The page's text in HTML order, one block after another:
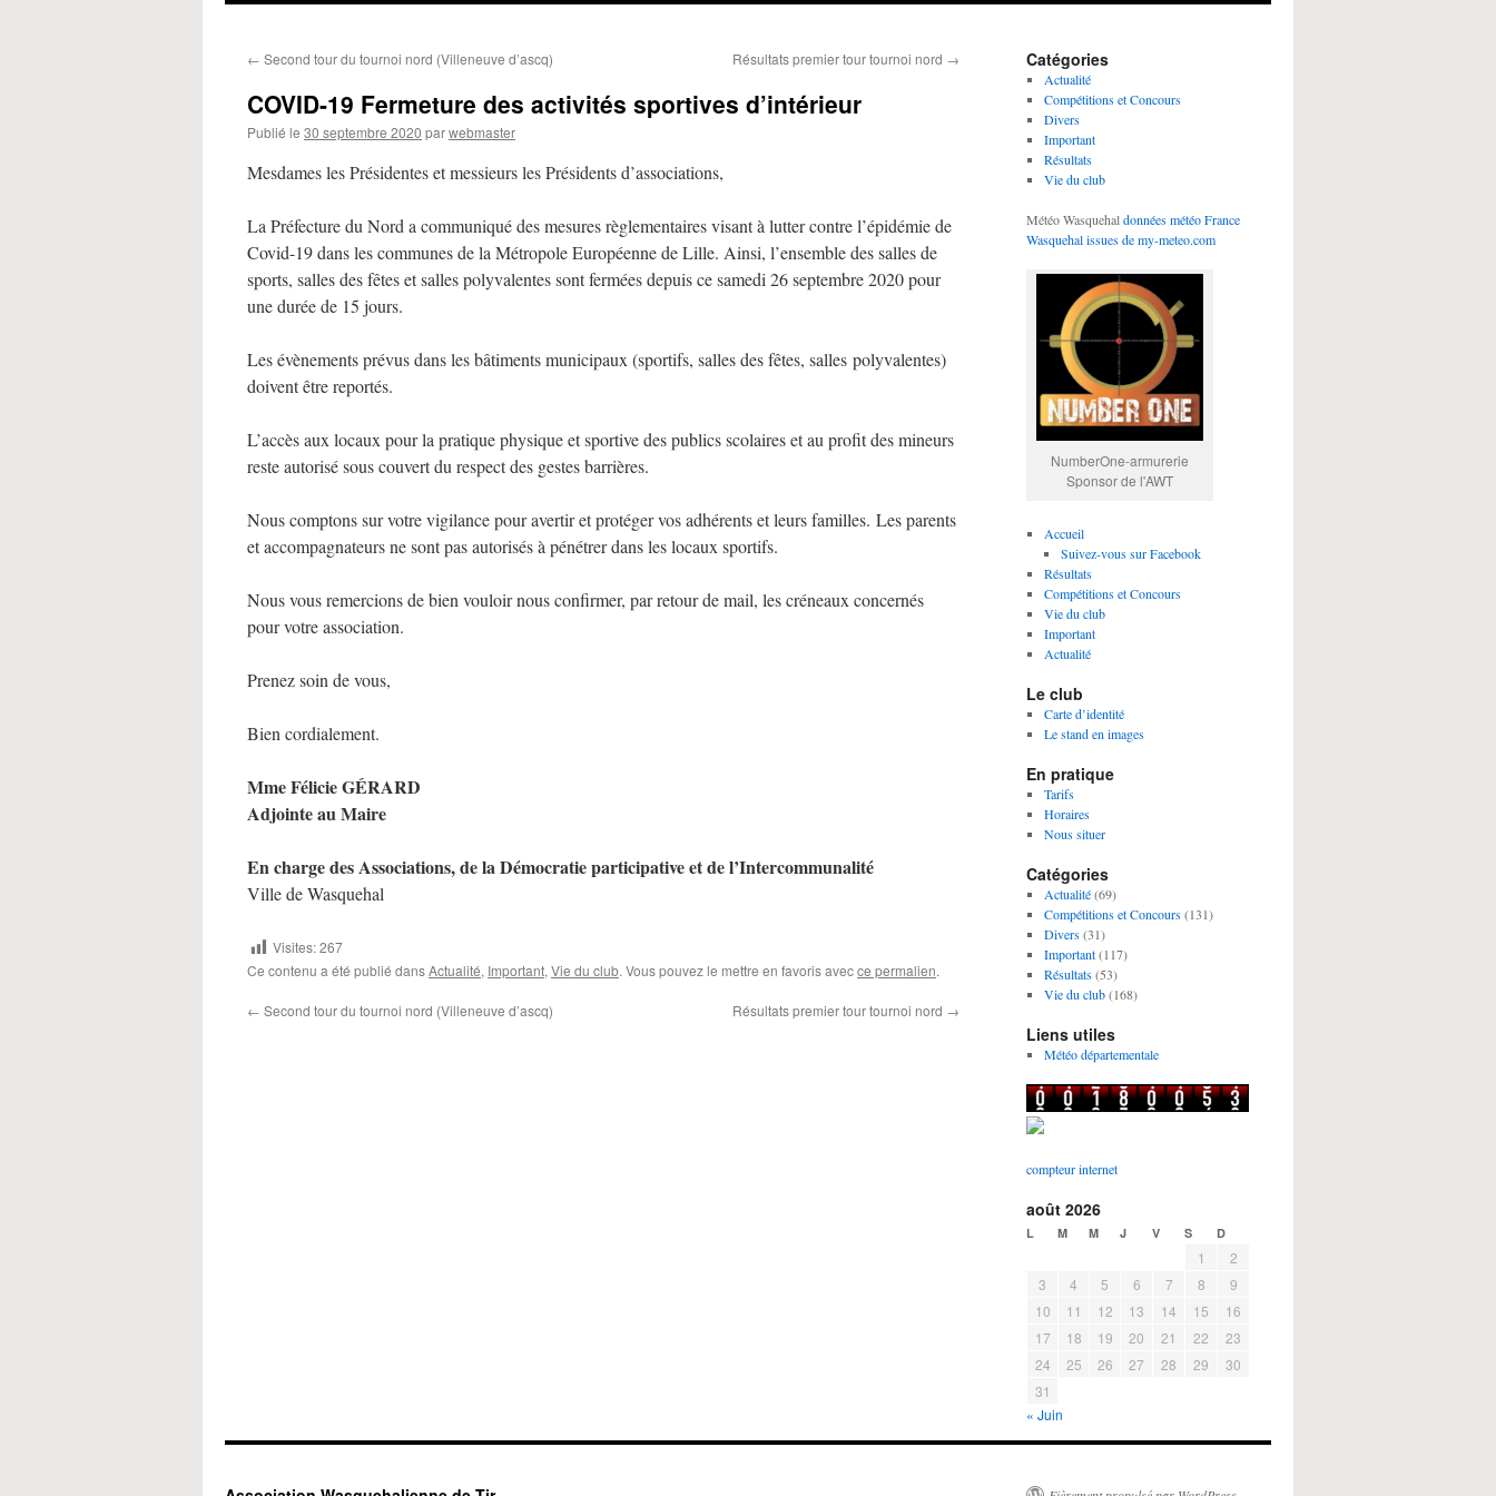
← Second tour du tournoi nord (Villeneuve d’ascq) Résultats premier tour tournoi nord →
COVID-19 Fermeture des activités sportives d’intérieur
Publié le 30 septembre 2020 parwebmaster
Mesdames les Présidentes et messieurs les Présidents d’associations,
La Préfecture du Nord a communiqué des mesures règlementaires visant à lutter contre l’épidémie de
Covid-19 dans les communes de la Métropole Européenne de Lille. Ainsi, l’ensemble des salles de
sports, salles des fêtes et salles polyvalentes sont fermées depuis ce samedi 26 septembre 2020 pour
une durée de 15 jours.
Les évènements prévus dans les bâtiments municipaux (sportifs, salles des fêtes, salles polyvalentes)
doivent être reportés.
L’accès aux locaux pour la pratique physique et sportive des publics scolaires et au profit des mineurs
reste autorisé sous couvert du respect des gestes barrières.
Nous comptons sur votre vigilance pour avertir et protéger vos adhérents et leurs familles. Les parents
et accompagnateurs ne sont pas autorisés à pénétrer dans les locaux sportifs.
Nous vous remercions de bien vouloir nous confirmer, par retour de mail, les créneaux concernés
pour votre association.
Prenez soin de vous,
Bien cordialement.
Mme Félicie GÉRARD
Adjointe au Maire
En charge des Associations, de la Démocratie participative et de l’Intercommunalité
Ville de Wasquehal
Visites:267
Ce contenu a été publié dansActualité, Important, Vie du club. Vous pouvez le mettre en favoris avecce permalien.
← Second tour du tournoi nord (Villeneuve d’ascq) Résultats premier tour tournoi nord →
Catégories
Actualité
Compétitions et Concours
Divers
Important
Résultats
Vie du club
Météo Wasquehaldonnées météo France
Wasquehal issues de my-meteo.com
NumberOne-armurerie
Sponsor de l'AWT
Accueil
Suivez-vous sur Facebook
Résultats
Compétitions et Concours
Vie du club
Important
Actualité
Le club
Carte d’identité
Le stand en images
En pratique
Tarifs
Horaires
Nous situer
Catégories
Actualité(69)
Compétitions et Concours(131)
Divers(31)
Important(117)
Résultats(53)
Vie du club(168)
Liens utiles
Météo départementale
compteur internet
août 2026
L M M J V S D
1
2
3
4 5 6 7 8
9
10
11 12 13 14 15
16
17
18 19 20 21 22
23
24
25 26 27 28 29
30
31
« Juin